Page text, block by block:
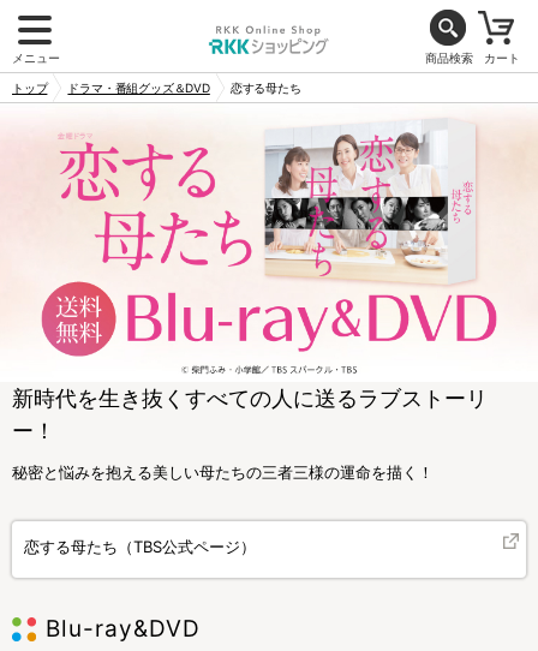
メニュー 商品検索 カート
トップ ドラマ・番組グッズ＆DVD 恋する母たち
新時代を生き抜くすべての人に送るラブストーリ
ー！
秘密と悩みを抱える美しい母たちの三者三様の運命を描く！
恋する母たち（TBS公式ページ）
Blu-ray&DVD